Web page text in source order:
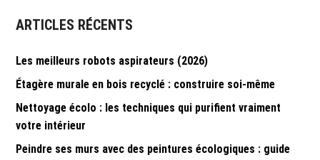
ARTICLES RÉCENTS
Les meilleurs robots aspirateurs (2026)
Étagère murale en bois recyclé : construire soi-même
Nettoyage écolo : les techniques qui purifient vraiment
votre intérieur
Peindre ses murs avec des peintures écologiques : guide